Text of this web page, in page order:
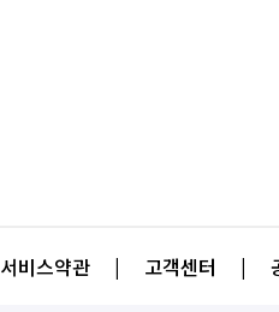
서비스약관 | 고객센터 |